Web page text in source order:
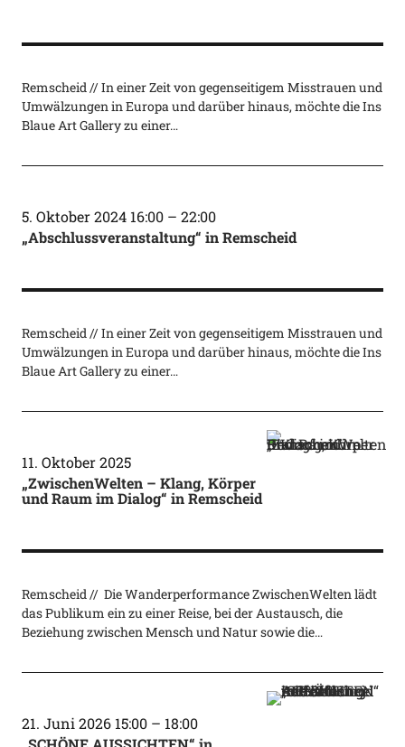
Remscheid // In einer Zeit von gegenseitigem Misstrauen und
Umwälzungen in Europa und darüber hinaus, möchte die Ins
Blaue Art Gallery zu einer…
5. Oktober 2024 16:00– 22:00
„Abschlussveranstaltung“ in Remscheid
Remscheid // In einer Zeit von gegenseitigem Misstrauen und
Umwälzungen in Europa und darüber hinaus, möchte die Ins
Blaue Art Gallery zu einer…
11. Oktober 2025
„ZwischenWelten – Klang, Körper
und Raum im Dialog“ in Remscheid
Remscheid // Die Wanderperformance ZwischenWelten lädt
das Publikum ein zu einer Reise, bei der Austausch, die
Beziehung zwischen Mensch und Natur sowie die…
21. Juni 2026 15:00– 18:00